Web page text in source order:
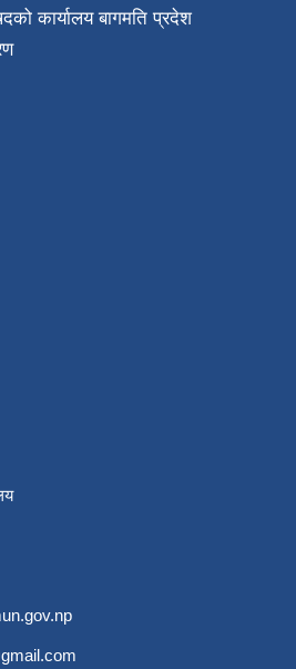
कार्यालय बागमति प्रदेश